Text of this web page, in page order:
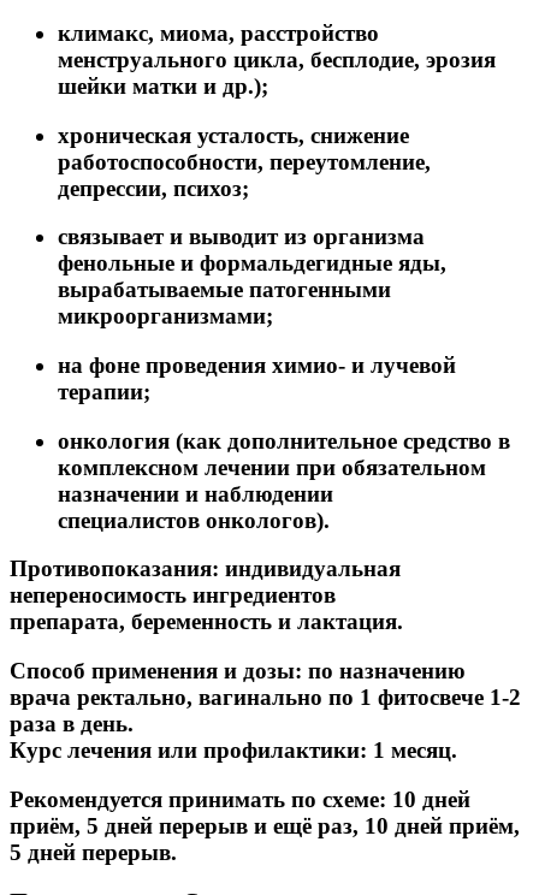
климакс, миома, расстройство
менструального цикла, бесплодие, эрозия
шейки матки и др.);
хроническая усталость, снижение
работоспособности, переутомление,
депрессии, психоз;
связывает и выводит из организма
фенольные и формальдегидные яды,
вырабатываемые патогенными
микроорганизмами;
на фоне проведения химио- и лучевой
терапии;
онкология (как дополнительное средство в
комплексном лечении при обязательном
назначении и наблюдении
специалистов онкологов).
Противопоказания: индивидуальная
непереносимость ингредиентов
препарата, беременность и лактация.
Способ применения и дозы: по назначению
врача ректально, вагинально по 1 фитосвече 1-2
раза в день.
Курс лечения или профилактики: 1 месяц.
Рекомендуется принимать по схеме: 10 дней
приём, 5 дней перерыв и ещё раз, 10 дней приём,
5 дней перерыв.